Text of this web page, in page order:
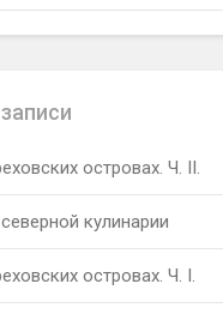
островах. Ч. II.
кулинарии
островах. Ч. I.